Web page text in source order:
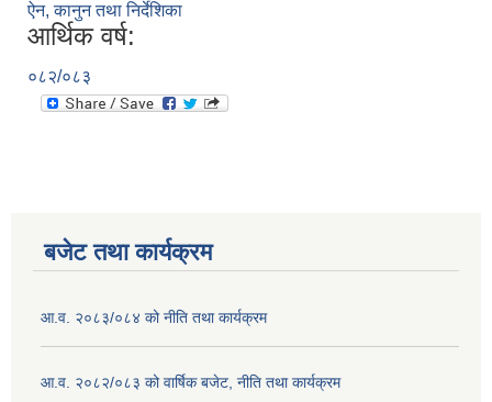
ऐन, कानुन तथा निर्देशिका
आर्थिक वर्ष:
०८२/०८३
बजेट तथा कार्यक्रम
आ.व. २०८३/०८४ को नीति तथा कार्यक्रम
आ.व. २०८२/०८३ को वार्षिक बजेट, नीति तथा कार्यक्रम